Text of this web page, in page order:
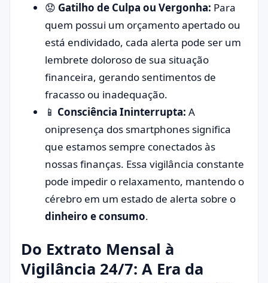
😟 Gatilho de Culpa ou Vergonha: Para
quem possui um orçamento apertado ou
está endividado, cada alerta pode ser um
lembrete doloroso de sua situação
financeira, gerando sentimentos de
fracasso ou inadequação.
📱 Consciência Ininterrupta: A
onipresença dos smartphones significa
que estamos sempre conectados às
nossas finanças. Essa vigilância constante
pode impedir o relaxamento, mantendo o
cérebro em um estado de alerta sobre o
dinheiro e consumo.
Do Extrato Mensal à
Vigilância 24/7: A Era da